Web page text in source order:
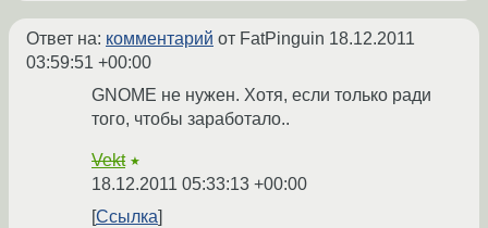
Ответ на: комментарий от FatPinguin 18.12.2011
03:59:51 +00:00
GNOME не нужен. Хотя, если только ради
того, чтобы заработало..
Vekt ★
18.12.2011 05:33:13 +00:00
Ссылка